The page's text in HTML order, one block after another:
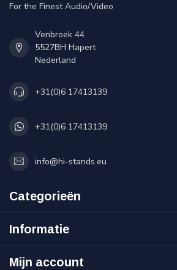
For the Finest Audio/Video
Venbroek 44
5527BH Hapert
Nederland
+31(0)6 17413139
+31(0)6 17413139
info@hi-stands.eu
Categorieën
Informatie
Mijn account